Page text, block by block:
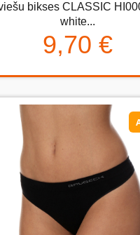
bikses CLASSIC
white...
9,70 €